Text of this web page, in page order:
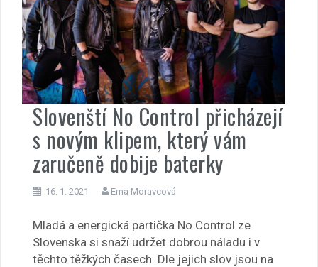
Slovenští No Control přicházejí
s novým klipem, který vám
zaručeně dobije baterky
16. 1. 2021 Ema Moravcová
Mladá a energická partička No Control ze
Slovenska si snaží udržet dobrou náladu i v
těchto těžkých časech. Dle jejich slov jsou na